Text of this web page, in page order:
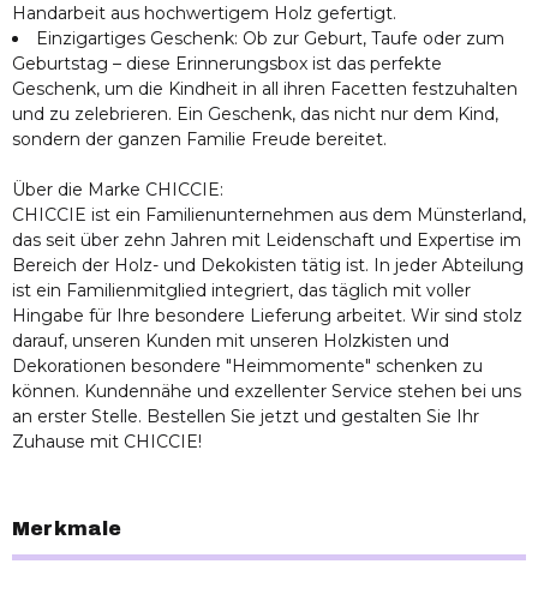
Handarbeit aus hochwertigem Holz gefertigt.
Einzigartiges Geschenk: Ob zur Geburt, Taufe oder zum
Geburtstag – diese Erinnerungsbox ist das perfekte
Geschenk, um die Kindheit in all ihren Facetten festzuhalten
und zu zelebrieren. Ein Geschenk, das nicht nur dem Kind,
sondern der ganzen Familie Freude bereitet.
Über die Marke CHICCIE:
CHICCIE ist ein Familienunternehmen aus dem Münsterland,
das seit über zehn Jahren mit Leidenschaft und Expertise im
Bereich der Holz- und Dekokisten tätig ist. In jeder Abteilung
ist ein Familienmitglied integriert, das täglich mit voller
Hingabe für Ihre besondere Lieferung arbeitet. Wir sind stolz
darauf, unseren Kunden mit unseren Holzkisten und
Dekorationen besondere "Heimmomente" schenken zu
können. Kundennähe und exzellenter Service stehen bei uns
an erster Stelle. Bestellen Sie jetzt und gestalten Sie Ihr
Zuhause mit CHICCIE!
Merkmale